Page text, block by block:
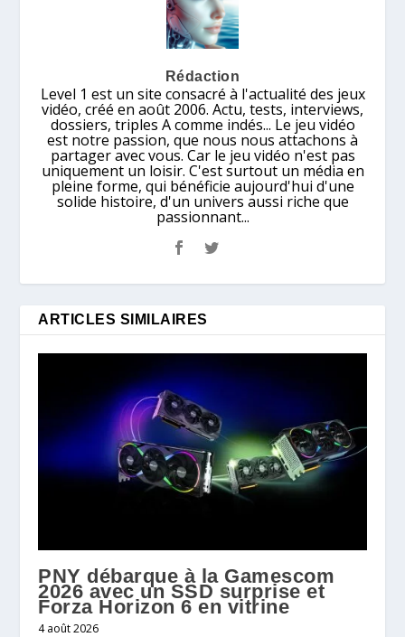
Rédaction
Level 1 est un site consacré à l'actualité des jeux
vidéo, créé en août 2006. Actu, tests, interviews,
dossiers, triples A comme indés... Le jeu vidéo
est notre passion, que nous nous attachons à
partager avec vous. Car le jeu vidéo n'est pas
uniquement un loisir. C'est surtout un média en
pleine forme, qui bénéficie aujourd'hui d'une
solide histoire, d'un univers aussi riche que
passionnant...
ARTICLES SIMILAIRES
PNY débarque à la Gamescom
2026 avec un SSD surprise et
Forza Horizon 6 en vitrine
4 août 2026